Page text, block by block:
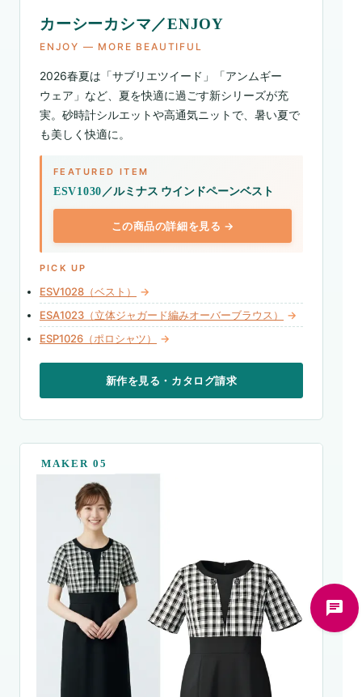
カーシーカシマ／ENJOY
ENJOY ― MORE BEAUTIFUL
2026春夏は「サブリエツイード」「アンムギー
ウェア」など、夏を快適に過ごす新シリーズが充
実。砂時計シルエットや高通気ニットで、暑い夏で
も美しく快適に。
FEATURED ITEM
ESV1030 ／ルミナス ウインドペーンベスト
この商品の詳細を見る →
PICK UP
ESV1028（ベスト）
→
ESA1023（立体ジャガード編みオーバーブラウス）
→
ESP1026（ポロシャツ）
→
新作を見る・カタログ請求
MAKER 05